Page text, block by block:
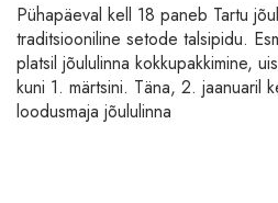
Pühapäeval kell 18 paneb Tartu
traditsiooniline setode talsipidu.
platsil jõululinna kokkupakkimine,
kuni 1. märtsini. Täna, 2. jaanuaril
loodusmaja jõululinna